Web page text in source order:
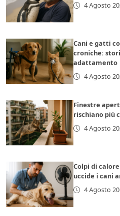
4 Agosto
Cani e gatti
croniche:
adattamento
4 Agosto
Finestre
rischiano più
4 Agosto
Colpi di
uccide i cani
4 Agosto